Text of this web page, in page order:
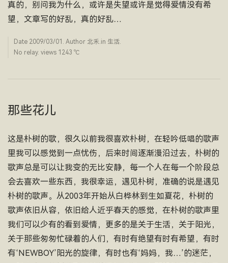
真的，别问我为什么，或许是失望或许是觉得爱情没有希
望，文章写的好乱，真的好乱…
Date 2009/03/01 . Author 北禾.in 生活.
No relay. views 1243 ­℃
那些花儿
这是朴树的歌，很久以前我很喜欢朴树，在轻吟低唱的歌声
里我可以感觉到一点忧伤，后来时间逐渐漫沿过去，朴树的
歌声总是可以让我变的无比安静，每一个人在每一个阶段总
会去喜欢一些东西，我很幸运，遇见朴树，准确的说是遇见
朴树的歌声。从2003年开始从白桦林到生如夏花，朴树的
歌声依旧从容，依旧给人近乎春天的感觉，在朴树的歌声里
我们可以少有的看到爱情，更多的是关于生活，关于阳光，
关于那些匆匆忙碌着的人们，有时有绝望有时有希望，有时
有‘NEWBOY’阳光的旋律，有时也有‘妈妈，我…’的迷茫，